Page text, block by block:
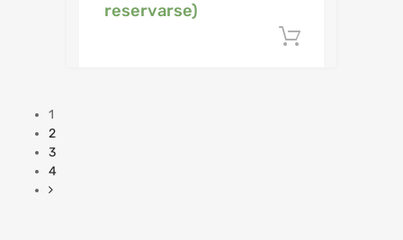
reservarse)
1
2
3
4